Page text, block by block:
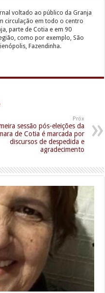
voltado ao público da Granja
circulação em todo o centro
parte de Cotia e em 90
como por exemplo, São
Fazendinha.
Próx
sessão pós-eleições da
de Cotia é marcada por
discursos de despedida e
agradecimento